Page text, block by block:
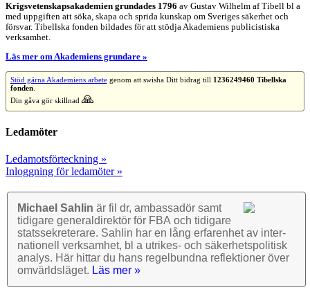
Krigsvetenskap­sakademien grundades 1796 av Gustav Wilhelm af Tibell bl a
med uppgiften att söka, skapa och sprida kunskap om Sveriges säkerhet och
försvar. Tibellska fonden bildades för att stödja Akademiens publicistiska
verksamhet.
Läs mer om Akademiens grundare »
Stöd gärna Akademiens arbetegenom att swisha Ditt bidrag till 1236249460 Tibellska
fonden.
Din gåva gör skillnad 🙏
Ledamöter
Ledamotsförteckning »
Inloggning för ledamöter »
Michael Sahlin är fil dr, ambassadör samt
tidigare general­direktör för FBA och tidigare
stats­sekre­terare. Sahlin har en lång erfarenhet av inter­
nationell verk­samhet, bl a utrikes- och säkerhets­politisk
analys. Här hittar du hans regel­bundna reflek­tioner över
omvärlds­läget. Läs mer »